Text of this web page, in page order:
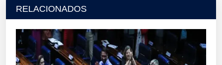
RELACIONADOS